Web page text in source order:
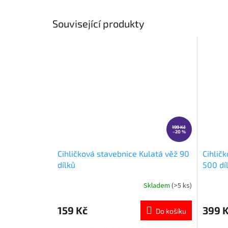
Související produkty
199 Kč
–20 %
Cihličková stavebnice Kulatá věž 90
dílků
produktu
je
Skladem (>5 ks)
159 Kč Do košíku
500
produktu
je
399